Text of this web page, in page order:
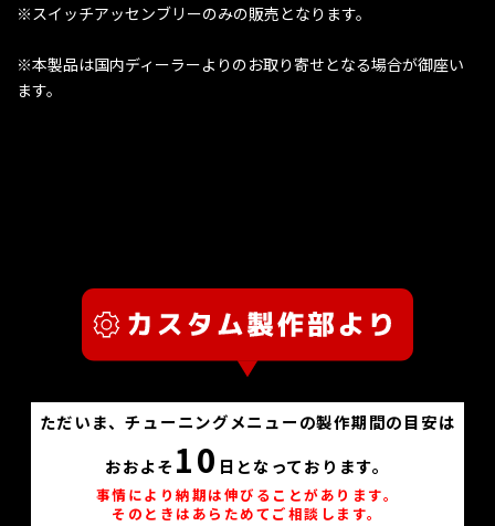
※スイッチアッセンブリーのみの販売となります。
※本製品は国内ディーラーよりのお取り寄せとなる場合が御座い
ます。
ただいま、チューニングメニューの製作期間の目安は
おおよそ 10 日となっております。
事情により納期は伸びることがあります。
そのときはあらためてご相談します。